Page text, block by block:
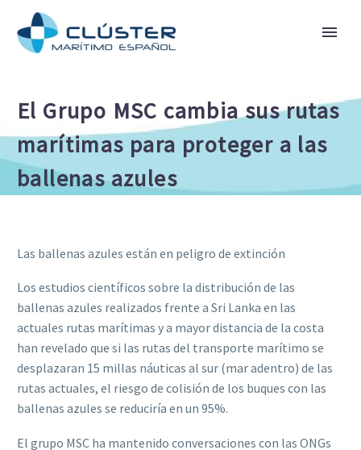
El Grupo MSC cambia sus rutas
marítimas para proteger a las
ballenas azules
Las ballenas azules están en peligro de extinción
Los estudios científicos sobre la distribución de las
ballenas azules realizados frente a Sri Lanka en las
actuales rutas marítimas y a mayor distancia de la costa
han revelado que si las rutas del transporte marítimo se
desplazaran 15 millas náuticas al sur (mar adentro) de las
rutas actuales, el riesgo de colisión de los buques con las
ballenas azules se reduciría en un 95%.
El grupo MSC ha mantenido conversaciones con las ONGs